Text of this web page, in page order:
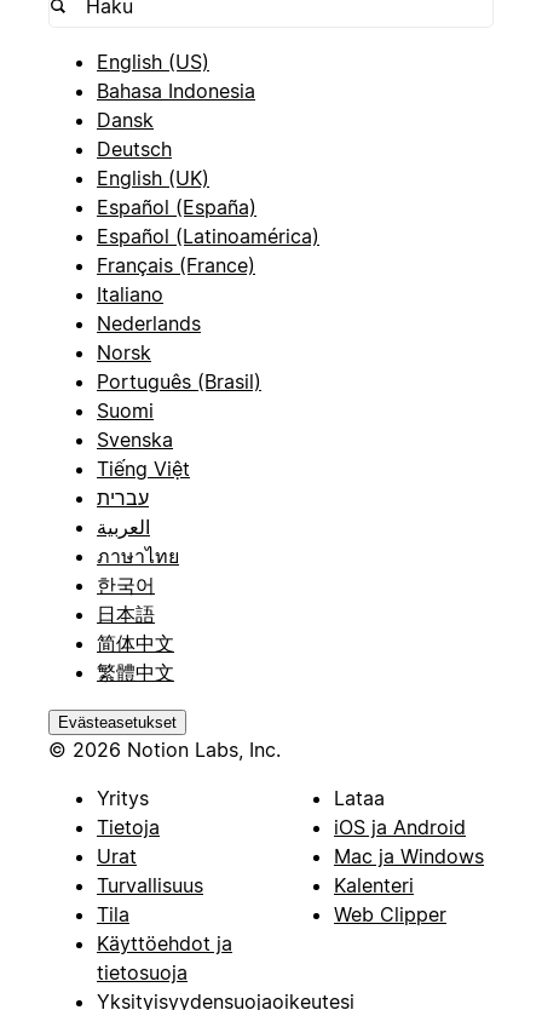
English (US)
Bahasa Indonesia
Dansk
Deutsch
English (UK)
Español (España)
Español (Latinoamérica)
Français (France)
Italiano
Nederlands
Norsk
Português (Brasil)
Suomi
Svenska
Tiếng Việt
עברית
العربية
ภาษาไทย
한국어
日本語
简体中文
繁體中文
Evästeasetukset
© 2026 Notion Labs, Inc.
Yritys
Tietoja
Urat
Turvallisuus
Tila
Käyttöehdot ja
tietosuoja
Yksityisyydensuojaoikeutesi
Lataa
iOS ja Android
Mac ja Windows
Kalenteri
Web Clipper